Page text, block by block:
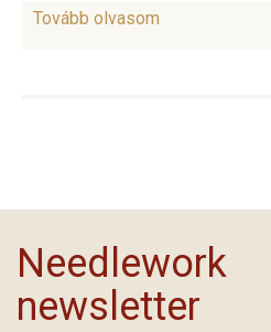
Tovább olvasom
Needlework
newsletter